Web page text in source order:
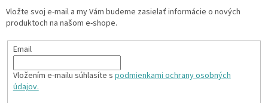
Vložte svoj e-mail a my Vám budeme zasielať informácie o nových
produktoch na našom e-shope.
Email
Vložením e-mailu súhlasíte s podmienkami ochrany osobných
údajov.